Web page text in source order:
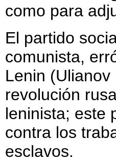
como para
El partido
comunista,
Lenin
revolución
leninista; este
contra los
esclavos.